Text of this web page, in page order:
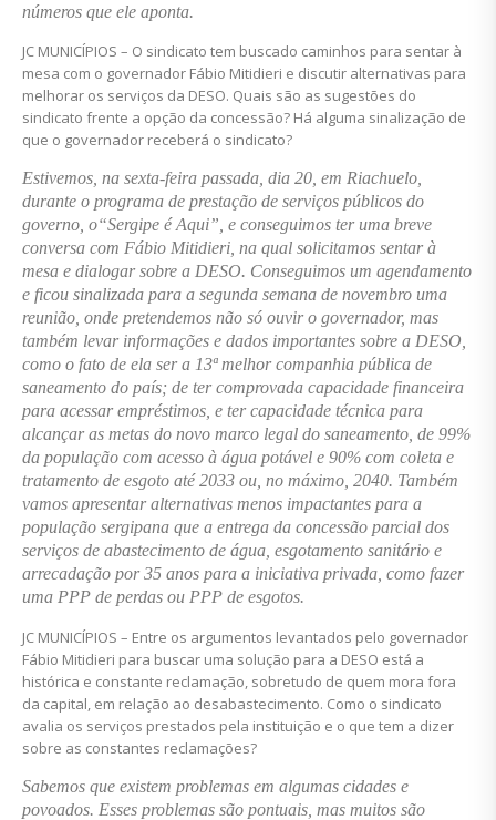
números que ele aponta.
JC MUNICÍPIOS – O sindicato tem buscado caminhos para sentar à
mesa com o governador Fábio Mitidieri e discutir alternativas para
melhorar os serviços da DESO. Quais são as sugestões do
sindicato frente a opção da concessão? Há alguma sinalização de
que o governador receberá o sindicato?
Estivemos, na sexta-feira passada, dia 20, em Riachuelo,
durante o programa de prestação de serviços públicos do
governo, o“Sergipe é Aqui”, e conseguimos ter uma breve
conversa com Fábio Mitidieri, na qual solicitamos sentar à
mesa e dialogar sobre a DESO. Conseguimos um agendamento
e ficou sinalizada para a segunda semana de novembro uma
reunião, onde pretendemos não só ouvir o governador, mas
também levar informações e dados importantes sobre a DESO,
como o fato de ela ser a 13ª melhor companhia pública de
saneamento do país; de ter comprovada capacidade financeira
para acessar empréstimos, e ter capacidade técnica para
alcançar as metas do novo marco legal do saneamento, de 99%
da população com acesso à água potável e 90% com coleta e
tratamento de esgoto até 2033 ou, no máximo, 2040. Também
vamos apresentar alternativas menos impactantes para a
população sergipana que a entrega da concessão parcial dos
serviços de abastecimento de água, esgotamento sanitário e
arrecadação por 35 anos para a iniciativa privada, como fazer
uma PPP de perdas ou PPP de esgotos.
JC MUNICÍPIOS – Entre os argumentos levantados pelo governador
Fábio Mitidieri para buscar uma solução para a DESO está a
histórica e constante reclamação, sobretudo de quem mora fora
da capital, em relação ao desabastecimento. Como o sindicato
avalia os serviços prestados pela instituição e o que tem a dizer
sobre as constantes reclamações?
Sabemos que existem problemas em algumas cidades e
povoados. Esses problemas são pontuais, mas muitos são